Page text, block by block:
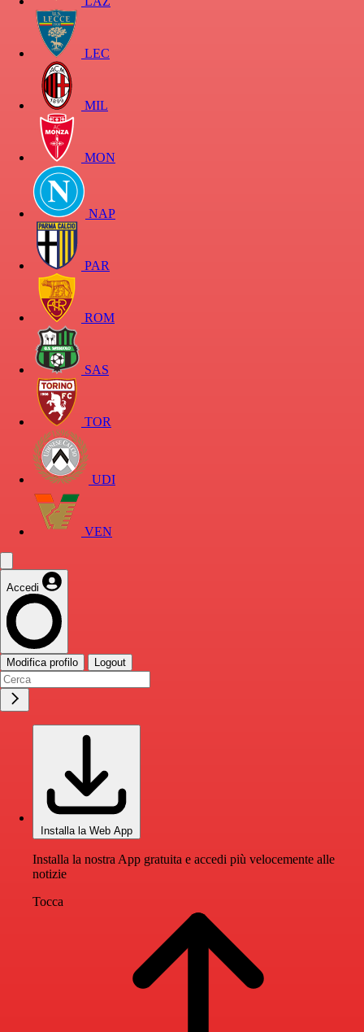
LEC
MIL
MON
NAP
PAR
ROM
SAS
TOR
UDI
VEN
Accedi
Modifica profilo Logout
Installa la Web App
Installa la nostra App gratuita e accedi più velocemente alle
notizie
Tocca